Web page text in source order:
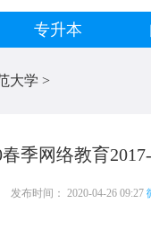
专升本
大学 >
季网络教育
发布时间： 2020-04-26 09:27